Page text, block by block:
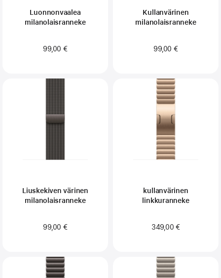
Luonnonvaalea
milanolaisranneke
99,00 €
Kullanvärinen
milanolaisranneke
99,00 €
Liuskekiven värinen
milanolaisranneke
99,00 €
kullanvärinen
linkkuranneke
349,00 €